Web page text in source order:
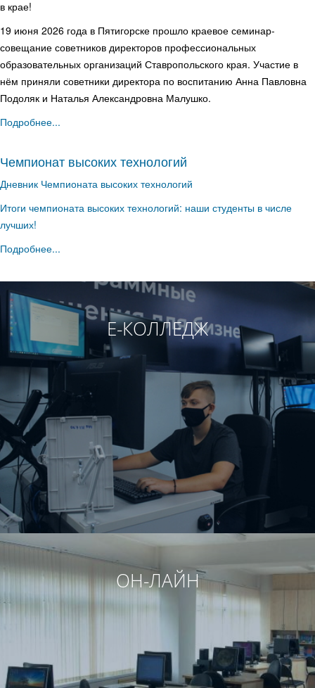
в крае!
19 июня 2026 года в Пятигорске прошло краевое семинар-
совещание советников директоров профессиональных
образовательных организаций Ставропольского края. Участие в
нём приняли советники директора по воспитанию Анна Павловна
Подоляк и Наталья Александровна Малушко.
Подробнее...
Чемпионат высоких технологий
Дневник Чемпионата высоких технологий
Итоги чемпионата высоких технологий: наши студенты в числе
лучших!
Подробнее...
Е-КОЛЛЕДЖ
ОН-ЛАЙН